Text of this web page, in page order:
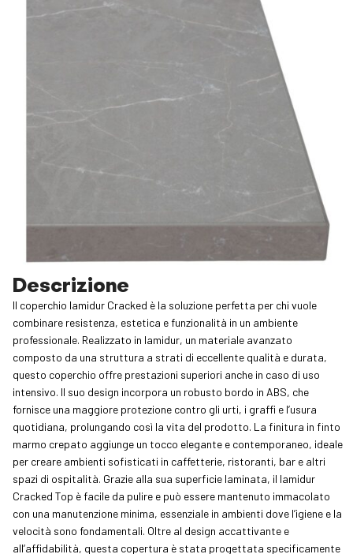
Descrizione
Il coperchio lamidur Cracked è la soluzione perfetta per chi vuole
combinare resistenza, estetica e funzionalità in un ambiente
professionale. Realizzato in lamidur, un materiale avanzato
composto da una struttura a strati di eccellente qualità e durata,
questo coperchio offre prestazioni superiori anche in caso di uso
intensivo. Il suo design incorpora un robusto bordo in ABS, che
fornisce una maggiore protezione contro gli urti, i graffi e l’usura
quotidiana, prolungando così la vita del prodotto. La finitura in finto
marmo crepato aggiunge un tocco elegante e contemporaneo, ideale
per creare ambienti sofisticati in caffetterie, ristoranti, bar e altri
spazi di ospitalità. Grazie alla sua superficie laminata, il lamidur
Cracked Top è facile da pulire e può essere mantenuto immacolato
con una manutenzione minima, essenziale in ambienti dove l’igiene e la
velocità sono fondamentali. Oltre al design accattivante e
all’affidabilità, questa copertura è stata progettata specificamente